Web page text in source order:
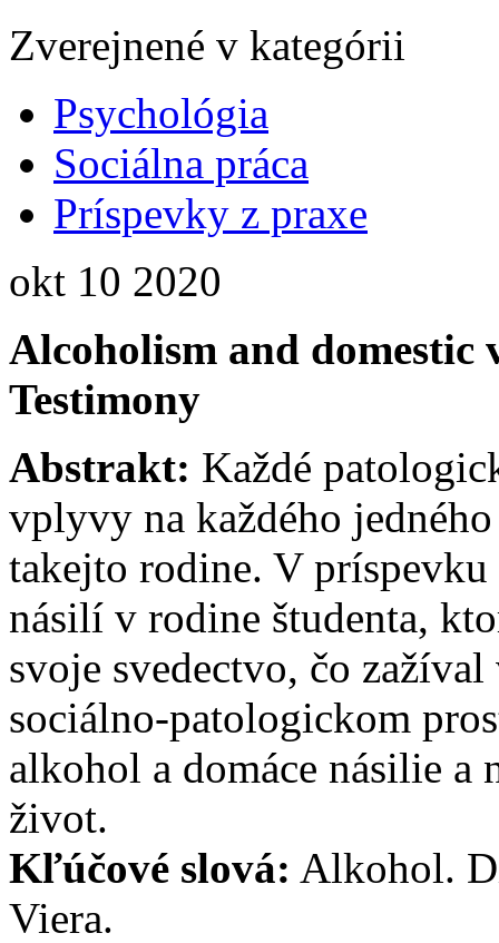
Zverejnené v kategórii
Psychológia
Sociálna práca
Príspevky z praxe
okt 10 2020
Alcoholism and domestic
Testimony
Abstrakt: Každé
vplyvy na každého
takejto rodine. V
násilí v rodine študenta,
svoje svedectvo, čo
sociálno-patologickom
alkohol a domáce násilie
život.
Kľúčové slová: Alkohol.
Viera.